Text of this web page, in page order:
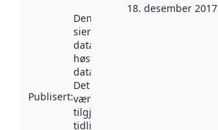
Publisert:
Denne datoen
sier når
datasettet ble
høstet av
data.norge.no.
Det kan ha
vært
tilgjengelig
tidligere
18. desember 2017